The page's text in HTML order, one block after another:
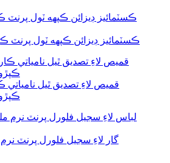
ڪسٽمائيز ڊيزائن ڪپهه ٽول پرنٽ
قميص لاءِ تصديق ٿيل نامياتي
گار لاءِ سجيل فلورل پرنٽ